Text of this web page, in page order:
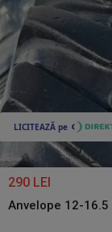
290 LEI
Anvelope 12-16.5